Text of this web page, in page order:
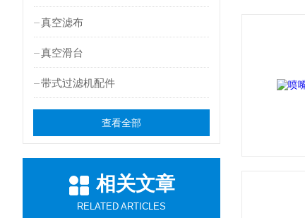
真空滤布
真空滑台
带式过滤机配件
查看全部
相关文章
RELATED ARTICLES